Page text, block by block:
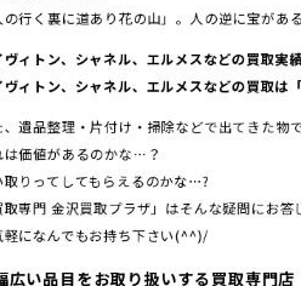
の行く裏に道あり花の山」。人の逆に宝があ
ヴィトン、シャネル、エルメスなどの買取実
ヴィトン、シャネル、エルメスなどの買取は
、遺品整理・片付け・掃除などで出てきた物で
は価値があるのかな…？
取りってしてもらえるのかな…?
取専門 金沢買取プラザ」はそんな疑問にお
軽になんでもお持ち下さい(^^)/
い品目をお取り扱いする買取専門店